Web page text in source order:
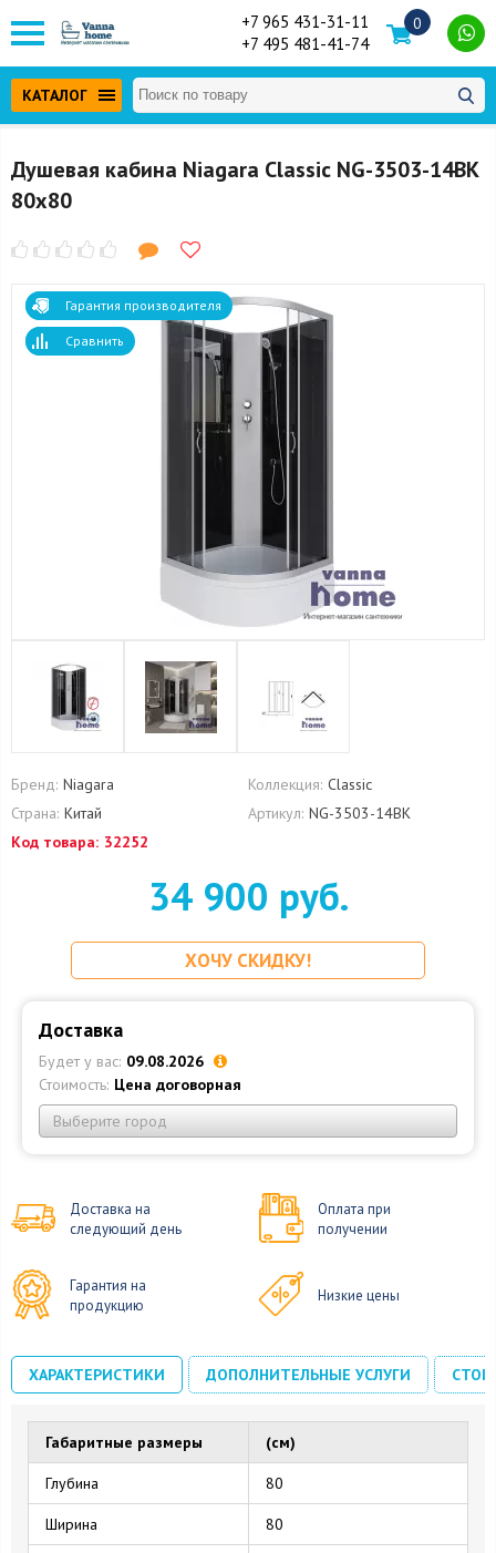
+7 965 431-31-11
+7 495 481-41-74
0
КАТАЛОГ
Душевая кабина Niagara Classic NG-3503-14BK
80x80
Гарантия производителя
Сравнить
Бренд: Niagara Коллекция: Classic
Страна: Китай Артикул: NG-3503-14BK
Код товара: 32252
34 900 руб.
ХОЧУ СКИДКУ!
Доставка
Будет у вас: 09.08.2026
Стоимость: Цена договорная
Выберите город
Доставка на
следующий день
Оплата при
получении
Гарантия на
продукцию
Низкие цены
ХАРАКТЕРИСТИКИ ДОПОЛНИТЕЛЬНЫЕ УСЛУГИ
Габаритные размеры (см)
Глубина 80
Ширина 80